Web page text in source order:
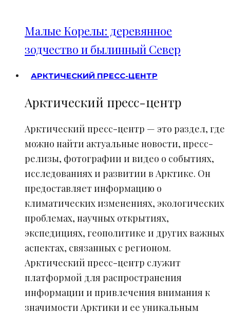
Малые Корелы: деревянное
зодчество и былинный Север
АРКТИЧЕСКИЙ ПРЕСС-ЦЕНТР
Арктический пресс-центр
Арктический пресс-центр — это раздел, где
можно найти актуальные новости, пресс-
релизы, фотографии и видео о событиях,
исследованиях и развитии в Арктике. Он
предоставляет информацию о
климатических изменениях, экологических
проблемах, научных открытиях,
экспедициях, геополитике и других важных
аспектах, связанных с регионом.
Арктический пресс-центр служит
платформой для распространения
информации и привлечения внимания к
значимости Арктики и ее уникальным